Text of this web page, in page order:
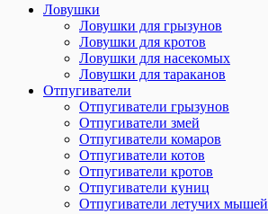
Ловушки
Ловушки для грызунов
Ловушки для кротов
Ловушки для насекомых
Ловушки для тараканов
Отпугиватели
Отпугиватели грызунов
Отпугиватели змей
Отпугиватели комаров
Отпугиватели котов
Отпугиватели кротов
Отпугиватели куниц
Отпугиватели летучих мышей